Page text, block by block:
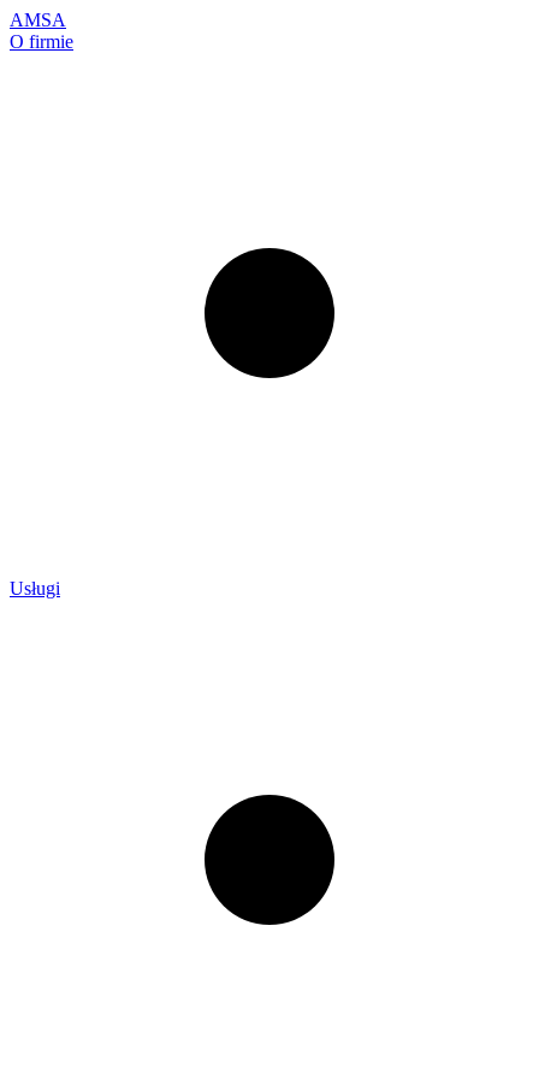
AMSA
O firmie
Usługi